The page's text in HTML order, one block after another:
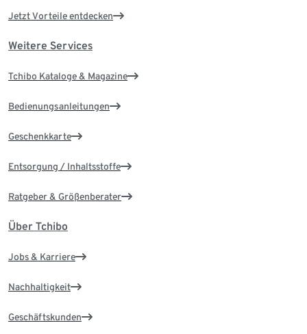
Jetzt Vorteile entdecken
Weitere Services
Tchibo Kataloge & Magazine
Bedienungsanleitungen
Geschenkkarte
Entsorgung / Inhaltsstoffe
Ratgeber & Größenberater
Über Tchibo
Jobs & Karriere
Nachhaltigkeit
Geschäftskunden